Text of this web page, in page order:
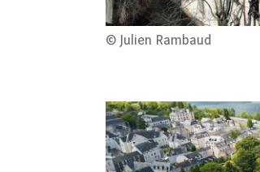
© Julien Rambaud